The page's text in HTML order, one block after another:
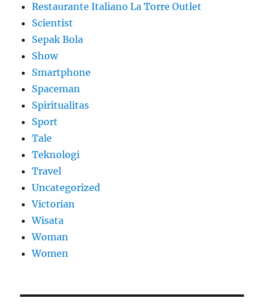
Restaurante Italiano La Torre Outlet
Scientist
Sepak Bola
Show
Smartphone
Spaceman
Spiritualitas
Sport
Tale
Teknologi
Travel
Uncategorized
Victorian
Wisata
Woman
Women